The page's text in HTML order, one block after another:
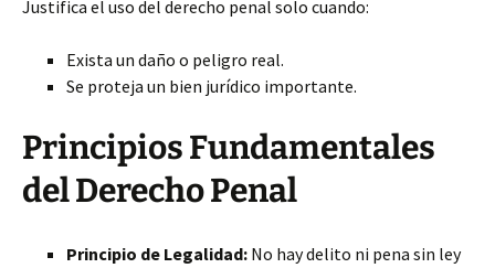
Justifica el uso del derecho penal solo cuando:
Exista un daño o peligro real.
Se proteja un bien jurídico importante.
Principios Fundamentales
del Derecho Penal
Principio de Legalidad: No hay delito ni pena sin ley